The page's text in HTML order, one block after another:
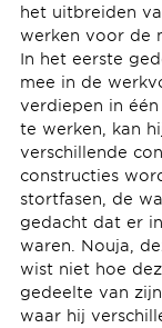
het uitbreiden
werken voor de
In het eerste
mee in de
verdiepen in
te werken, kan
verschillende
constructies
stortfasen, de
gedacht dat er
waren. Nouja,
wist niet hoe
gedeelte van
waar hij